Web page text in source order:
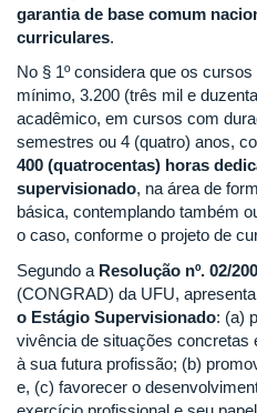
garantia de base comum
curriculares.
No § 1º considera que os
mínimo, 3.200 (três mil e
acadêmico, em cursos com
semestres ou 4 (quatro) anos,
400 (quatrocentas) horas
supervisionado, na área de
básica, contemplando também
o caso, conforme o projeto de
Segundo a Resolução nº. 02/
(CONGRAD) da UFU,
o Estágio Supervisionado: (a)
vivência de situações concretas
à sua futura profissão; (b)
e, (c) favorecer o